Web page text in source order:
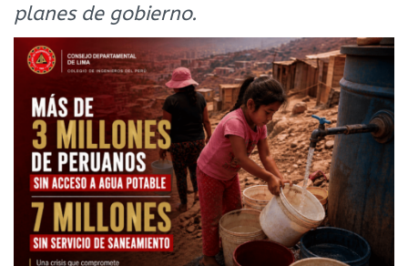
planes de gobierno.